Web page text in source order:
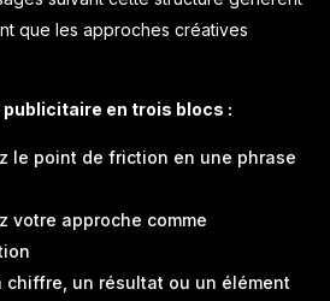
que les approches créatives
en trois blocs :
le point de friction en une phrase
votre approche comme
chiffre, un résultat ou un élément